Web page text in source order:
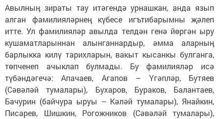
Авылның зираты тау итәгендә урнашкан, анда язып
алган фамилияләрнең күбесе игътибарымны җәлеп
итте. Ул фамилияләр авылда телдән генә йөргән ыру
кушаматларыннан алынганнардыр, әмма аларның
барлыкка килү тарихларын, вакыт кысанкы булганга,
төпченеп ачыклап булмады. Бу фамилияләр исә
түбәндәгечә: Апачаев, Агапов – Үгәпләр, Бутяев
(Сәвәләй тумалары), Бухаров, Бураков, Балантаев,
Бачурин (байчура ыруы – Кәләй тумалары), Янайкин,
Писарев, Шишкин, Рогожников (Сәвәләй тумалары),